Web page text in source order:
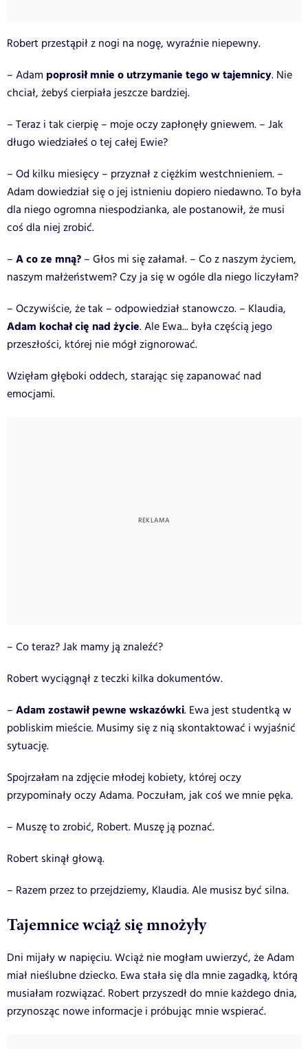
Robert przestąpił z nogi na nogę, wyraźnie niepewny.
– Adam poprosił mnie o utrzymanie tego w tajemnicy. Nie
chciał, żebyś cierpiała jeszcze bardziej.
– Teraz i tak cierpię – moje oczy zapłonęły gniewem. – Jak
długo wiedziałeś o tej całej Ewie?
– Od kilku miesięcy – przyznał z ciężkim westchnieniem. –
Adam dowiedział się o jej istnieniu dopiero niedawno. To była
dla niego ogromna niespodzianka, ale postanowił, że musi
coś dla niej zrobić.
– A co ze mną? – Głos mi się załamał. – Co z naszym życiem,
naszym małżeństwem? Czy ja się w ogóle dla niego liczyłam?
– Oczywiście, że tak – odpowiedział stanowczo. – Klaudia,
Adam kochał cię nad życie. Ale Ewa... była częścią jego
przeszłości, której nie mógł zignorować.
Wzięłam głęboki oddech, starając się zapanować nad
emocjami.
– Co teraz? Jak mamy ją znaleźć?
Robert wyciągnął z teczki kilka dokumentów.
– Adam zostawił pewne wskazówki. Ewa jest studentką w
pobliskim mieście. Musimy się z nią skontaktować i wyjaśnić
sytuację.
Spojrzałam na zdjęcie młodej kobiety, której oczy
przypominały oczy Adama. Poczułam, jak coś we mnie pęka.
– Muszę to zrobić, Robert. Muszę ją poznać.
Robert skinął głową.
– Razem przez to przejdziemy, Klaudia. Ale musisz być silna.
Tajemnice wciąż się mnożyły
Dni mijały w napięciu. Wciąż nie mogłam uwierzyć, że Adam
miał nieślubne dziecko. Ewa stała się dla mnie zagadką, którą
musiałam rozwiązać. Robert przyszedł do mnie każdego dnia,
przynosząc nowe informacje i próbując mnie wspierać.